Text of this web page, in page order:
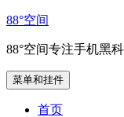
跳
内
容
88°空间
88°空间专注手机黑
菜单和挂件
首页